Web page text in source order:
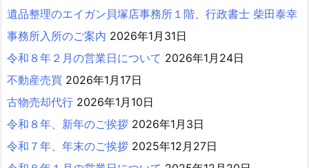
遺品整理のエイガン貝塚店事務所１階、行政書士 柴田泰幸
事務所入所のご案内 2026年1月31日
令和８年２月の営業日について 2026年1月24日
不動産売買 2026年1月17日
古物売却代行 2026年1月10日
令和８年、新年のご挨拶 2026年1月3日
令和７年、年末のご挨拶 2025年12月27日